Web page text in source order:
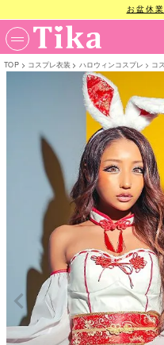
お盆休
TOP コスプレ衣装 ハロウィンコスプレ コ